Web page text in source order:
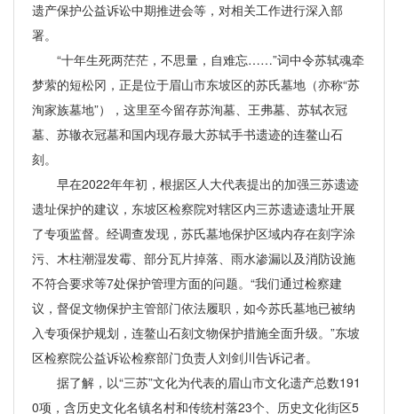
遗产保护公益诉讼中期推进会等，对相关工作进行深入部
署。
“十年生死两茫茫，不思量，自难忘……”词中令苏轼魂牵
梦萦的短松冈，正是位于眉山市东坡区的苏氏墓地（亦称“苏
洵家族墓地”），这里至今留存苏洵墓、王弗墓、苏轼衣冠
墓、苏辙衣冠墓和国内现存最大苏轼手书遗迹的连鳌山石
刻。
早在2022年年初，根据区人大代表提出的加强三苏遗迹
遗址保护的建议，东坡区检察院对辖区内三苏遗迹遗址开展
了专项监督。经调查发现，苏氏墓地保护区域内存在刻字涂
污、木柱潮湿发霉、部分瓦片掉落、雨水渗漏以及消防设施
不符合要求等7处保护管理方面的问题。“我们通过检察建
议，督促文物保护主管部门依法履职，如今苏氏墓地已被纳
入专项保护规划，连鳌山石刻文物保护措施全面升级。”东坡
区检察院公益诉讼检察部门负责人刘剑川告诉记者。
据了解，以“三苏”文化为代表的眉山市文化遗产总数191
0项，含历史文化名镇名村和传统村落23个、历史文化街区5